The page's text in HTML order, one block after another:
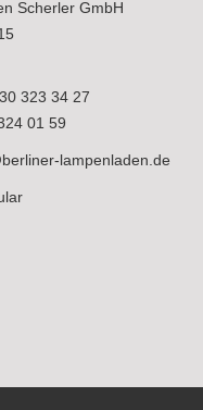
Scherler GmbH
323 34 27
01 59
lampenladen.de